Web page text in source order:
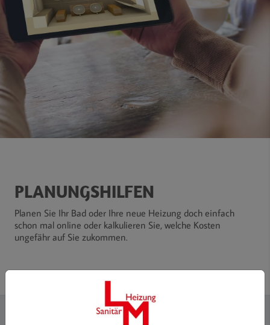
PLANUNGSHILFEN
Planen Sie Ihr Bad oder Ihre neue Heizung doch einfach
schon mal online oder kalkulieren Sie, welche Kosten
ungefähr auf Sie zukommen.